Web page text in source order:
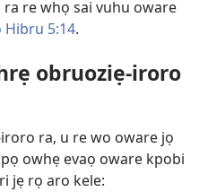
re whọ sai vuhu oware
Hibru 5:14.
obruoziẹ-iroro
ra, u re wo oware jọ
owhẹ evaọ oware kpobi
jẹ rọ aro kele: